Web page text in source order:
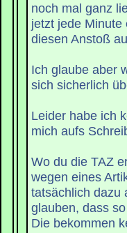
noch mal ganz
jetzt jede
diesen Anstoß
Ich glaube aber
sich sicherlich
Leider habe ich
mich aufs
Wo du die TAZ
wegen eines
tatsächlich dazu
glauben, dass
Die bekommen